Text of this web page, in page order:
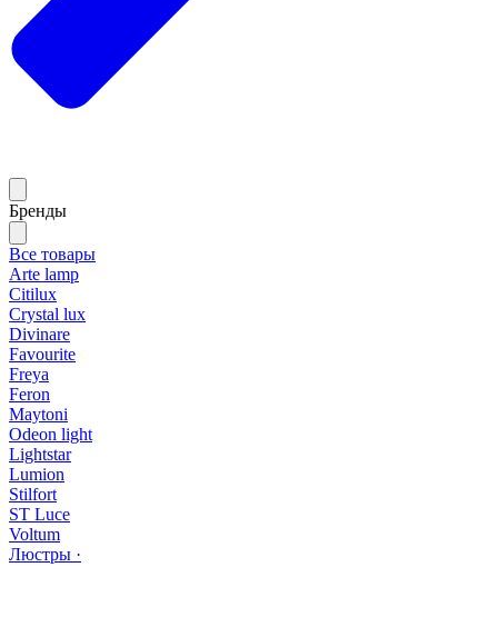
Бренды
Все товары
Arte lamp
Citilux
Crystal lux
Divinare
Favourite
Freya
Feron
Maytoni
Odeon light
Lightstar
Lumion
Stilfort
ST Luce
Voltum
Люстры ·